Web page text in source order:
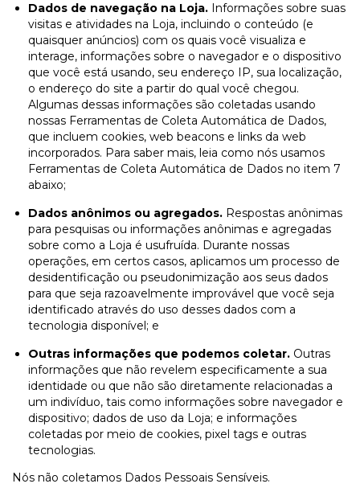
Dados de navegação na Loja. Informações sobre suas
visitas e atividades na Loja, incluindo o conteúdo (e
quaisquer anúncios) com os quais você visualiza e
interage, informações sobre o navegador e o dispositivo
que você está usando, seu endereço IP, sua localização,
o endereço do site a partir do qual você chegou.
Algumas dessas informações são coletadas usando
nossas Ferramentas de Coleta Automática de Dados,
que incluem cookies, web beacons e links da web
incorporados. Para saber mais, leia como nós usamos
Ferramentas de Coleta Automática de Dados no item 7
abaixo;
Dados anônimos ou agregados. Respostas anônimas
para pesquisas ou informações anônimas e agregadas
sobre como a Loja é usufruída. Durante nossas
operações, em certos casos, aplicamos um processo de
desidentificação ou pseudonimização aos seus dados
para que seja razoavelmente improvável que você seja
identificado através do uso desses dados com a
tecnologia disponível; e
Outras informações que podemos coletar. Outras
informações que não revelem especificamente a sua
identidade ou que não são diretamente relacionadas a
um indivíduo, tais como informações sobre navegador e
dispositivo; dados de uso da Loja; e informações
coletadas por meio de cookies, pixel tags e outras
tecnologias.
Nós não coletamos Dados Pessoais Sensíveis.